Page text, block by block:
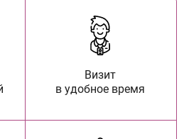
Визит
в удобное время